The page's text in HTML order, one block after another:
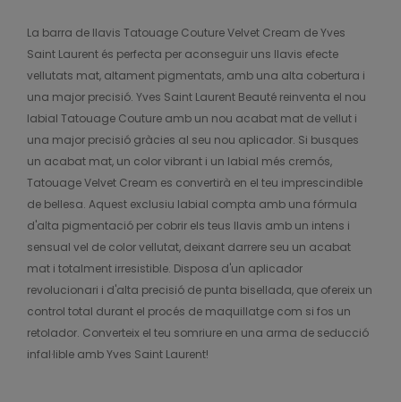
La barra de llavis Tatouage Couture Velvet Cream de Yves
Saint Laurent és perfecta per aconseguir uns llavis efecte
vellutats mat, altament pigmentats, amb una alta cobertura i
una major precisió. Yves Saint Laurent Beauté reinventa el nou
labial Tatouage Couture amb un nou acabat mat de vellut i
una major precisió gràcies al seu nou aplicador. Si busques
un acabat mat, un color vibrant i un labial més cremós,
Tatouage Velvet Cream es convertirà en el teu imprescindible
de bellesa. Aquest exclusiu labial compta amb una fórmula
d'alta pigmentació per cobrir els teus llavis amb un intens i
sensual vel de color vellutat, deixant darrere seu un acabat
mat i totalment irresistible. Disposa d'un aplicador
revolucionari i d'alta precisió de punta bisellada, que ofereix un
control total durant el procés de maquillatge com si fos un
retolador. Converteix el teu somriure en una arma de seducció
infal·lible amb Yves Saint Laurent!